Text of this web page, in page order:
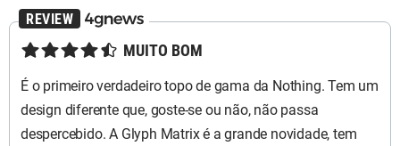
★★★★☆ MUITO BOM
É o primeiro verdadeiro topo de gama da Nothing. Tem um
design diferente que, goste-se ou não, não passa
despercebido. A Glyph Matrix é a grande novidade, tem